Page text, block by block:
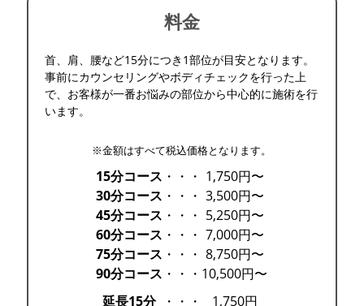
料金
首、肩、腰など15分につき1部位が目安となります。
事前にカウンセリングやボディチェックを行った上
で、お客様が一番お悩みの部位から中心的に施術を行
います。
※金額はすべて税込価格となります。
15分コース ・・・ 1,750円〜
30分コース ・・・ 3,500円〜
45分コース ・・・ 5,250円〜
60分コース ・・・ 7,000円〜
75分コース ・・・ 8,750円〜
90分コース ・・・ 10,500円〜
延長15分
・・・ 1,750円